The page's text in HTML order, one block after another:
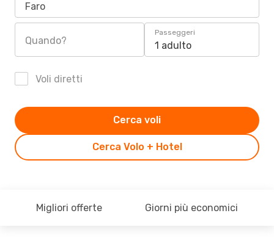
Faro
Quando?
Passeggeri
1 adulto
Voli diretti
Cerca Volo + Hotel
Cerca voli
Migliori offerte Giorni più economici